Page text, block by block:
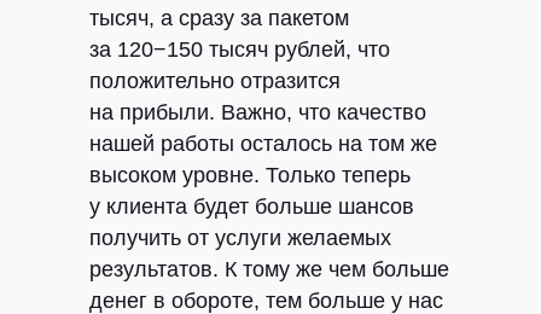
тысяч, а сразу за пакетом
за 120−150 тысяч рублей, что
положительно отразится
на прибыли. Важно, что качество
нашей работы осталось на том же
высоком уровне. Только теперь
у клиента будет больше шансов
получить от услуги желаемых
результатов. К тому же чем больше
денег в обороте, тем больше у нас